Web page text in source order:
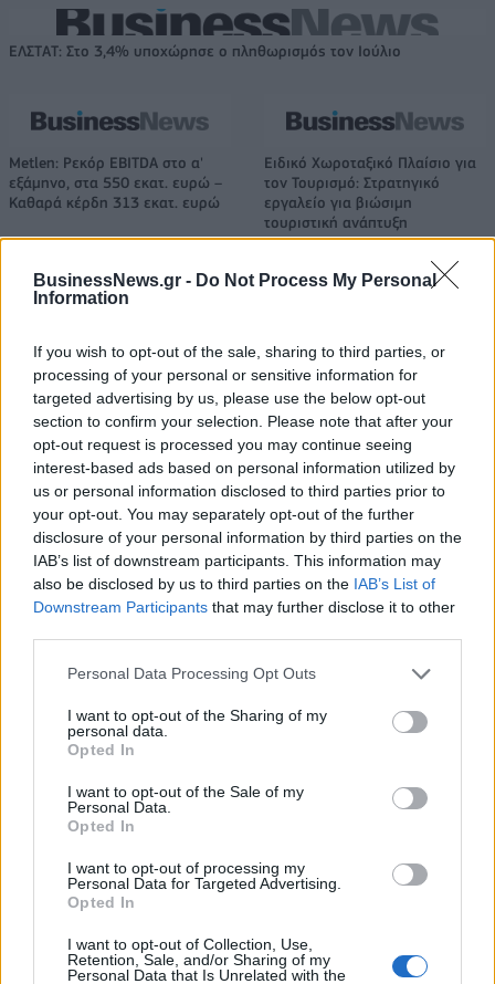
BusinessNews.gr - Do Not Process My Personal
Information
If you wish to opt-out of the sale, sharing to third parties, or
processing of your personal or sensitive information for
targeted advertising by us, please use the below opt-out
section to confirm your selection. Please note that after your
opt-out request is processed you may continue seeing
interest-based ads based on personal information utilized by
us or personal information disclosed to third parties prior to
your opt-out. You may separately opt-out of the further
disclosure of your personal information by third parties on the
IAB’s list of downstream participants. This information may
also be disclosed by us to third parties on the IAB’s List of
Downstream Participants that may further disclose it to other
Personal Data Processing Opt Outs
I want to opt-out of the Sharing of my
personal data.
Opted In
I want to opt-out of the Sale of my
Personal Data.
Opted In
I want to opt-out of processing my
Personal Data for Targeted Advertising.
Opted In
I want to opt-out of Collection, Use,
Retention, Sale, and/or Sharing of my
Personal Data that Is Unrelated with the
ΕΛΣΤΑΤ: Στο 3,4% υποχώρησε ο πληθωρισμός τον Ιούλιο
Metlen: Ρεκόρ EBITDA στο α'
εξάμηνο, στα 550 εκατ. ευρώ –
Καθαρά κέρδη 313 εκατ. ευρώ
Ειδικό Χωροταξικό Πλαίσιο για
τον Τουρισμό: Στρατηγικό
εργαλείο για βιώσιμη
τουριστική ανάπτυξη
Η Chery επενδύει 75 εκατ. δολάρια στην KG Mobility
Το FIAT 500 Hybrid τώρα από
18.990 ευρώ
Ατρόμητος και Novibet
συνεχίζουν μαζί: Ανανέωση της
συνεργασίας τους μέχρι το
2028
18η συνεχόμενη χρονιά για τον ΟΤΕ στη διεθνή σειρά δεικτών
FTSE4Good
Alpha Bank: Για πρώτη φορά το Αρχαίο Θέατρο Επιδαύρου άνοιξε τις
ΠΕΡΙΣΣΌΤΕΡΑ ΣΕ ΑΥΤΉ ΤΗΝ ΚΑΤΗΓΟΡΊΑ
Alpha Bank: Νέα επιτόκια
χορηγήσεων σε